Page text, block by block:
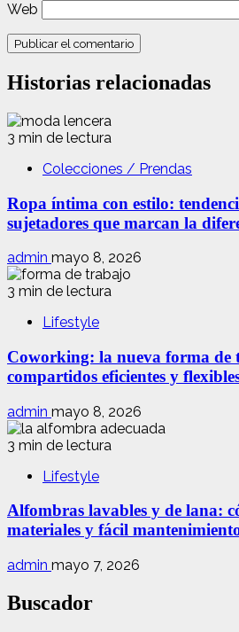
Web
Historias relacionadas
3 min de lectura
Colecciones / Prendas
Ropa íntima con estilo:
sujetadores que marcan la
admin mayo 8, 2026
3 min de lectura
Lifestyle
Coworking: la nueva forma de
compartidos eficientes y
admin mayo 8, 2026
3 min de lectura
Lifestyle
Alfombras lavables y de lana:
materiales y fácil
admin mayo 7, 2026
Buscador